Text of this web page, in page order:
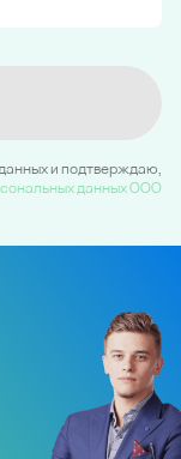
и подтверждаю,
данных ООО